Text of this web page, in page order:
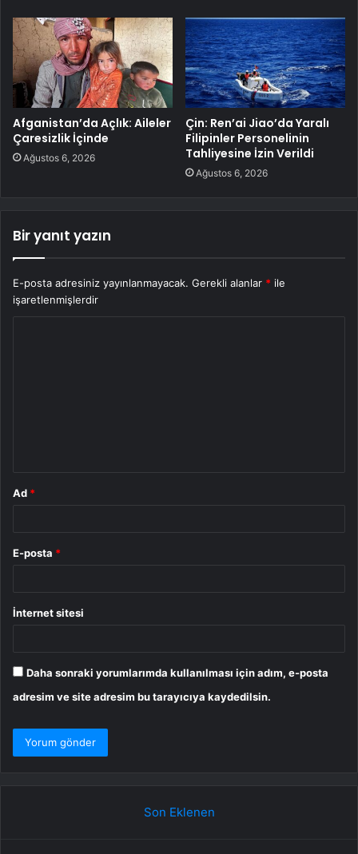
Afganistan’da Açlık: Aileler
Çaresizlik İçinde
Ağustos 6, 2026
Çin: Ren’ai Jiao’da Yaralı
Filipinler Personelinin
Tahliyesine İzin Verildi
Ağustos 6, 2026
Bir yanıt yazın
E-posta adresiniz yayınlanmayacak. Gerekli alanlar * ile
işaretlenmişlerdir
Ad *
E-posta *
İnternet sitesi
Daha sonraki yorumlarımda kullanılması için adım, e-posta
adresim ve site adresim bu tarayıcıya kaydedilsin.
Son Eklenen